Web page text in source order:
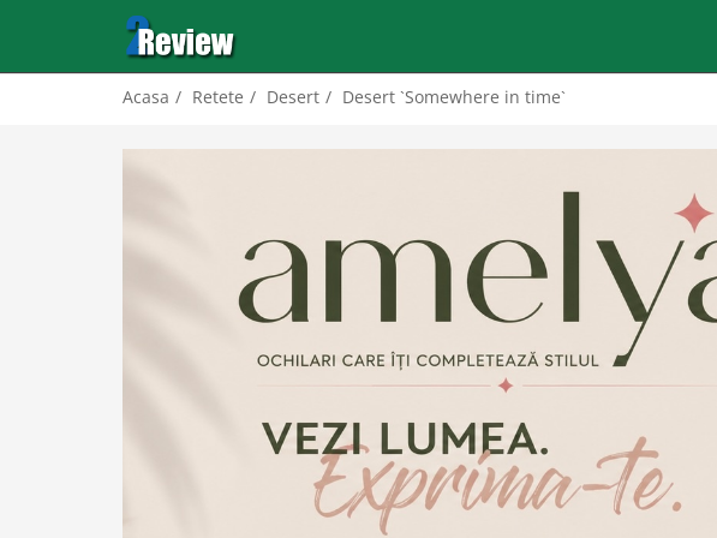
Acasa Retete Desert Desert `Somewhere in time`